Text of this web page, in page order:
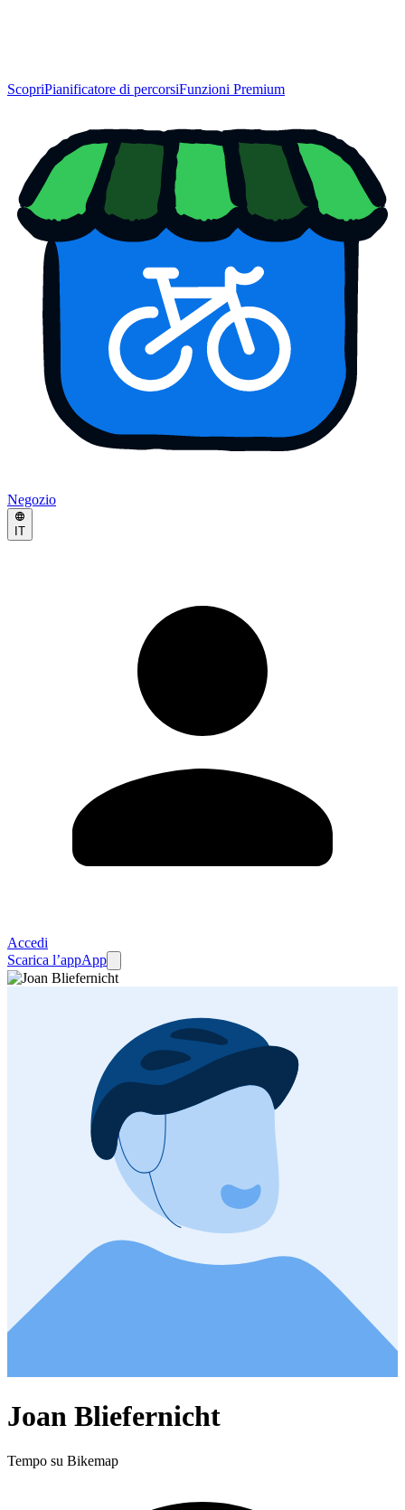
ScopriPianificatore di percorsiFunzioni Premium
Negozio
IT
Accedi
Scarica l’appApp
Joan Bliefernicht
Tempo su Bikemap